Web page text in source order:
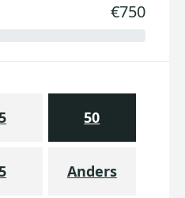
€750
50
Anders